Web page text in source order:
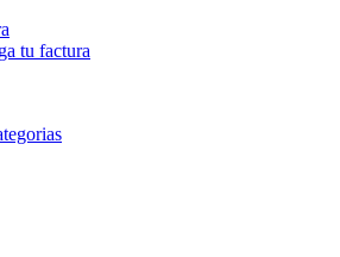
tu factura